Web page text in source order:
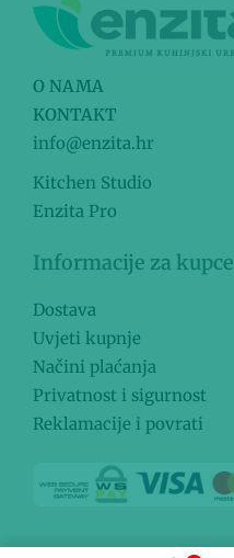
O NAMA
KONTAKT
info@enzita.hr
Kitchen Studio
Enzita Pro
Informacije za kupce
Dostava
Uvjeti kupnje
Načini plaćanja
Privatnost i sigurnost
Reklamacije i povrati